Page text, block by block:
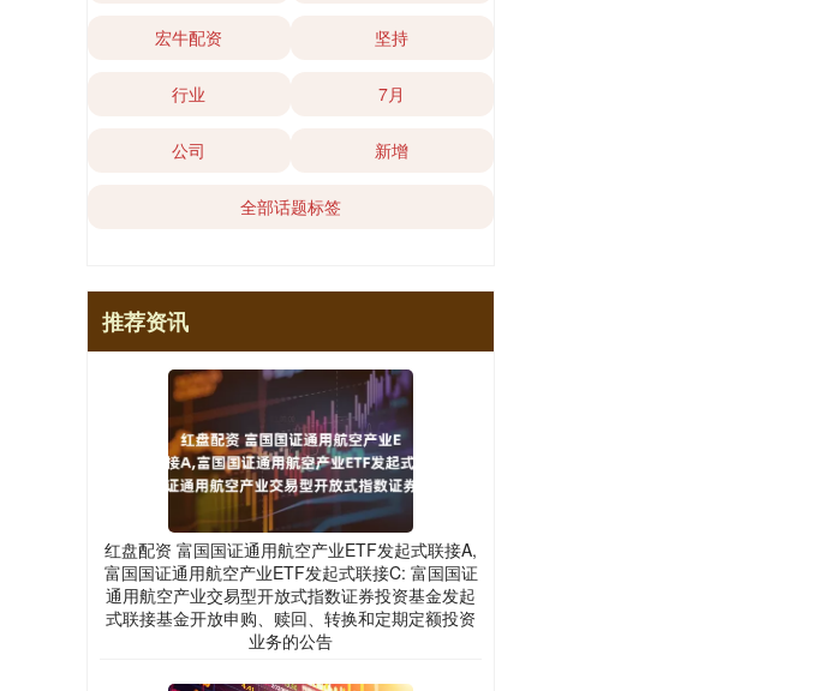
宏牛配资 坚持
行业 7月
公司 新增
全部话题标签
推荐资讯
红盘配资 富国国证通用航空产业ETF发起式联接A,
富国国证通用航空产业ETF发起式联接C: 富国国证
通用航空产业交易型开放式指数证券投资基金发起
式联接基金开放申购、赎回、转换和定期定额投资
业务的公告